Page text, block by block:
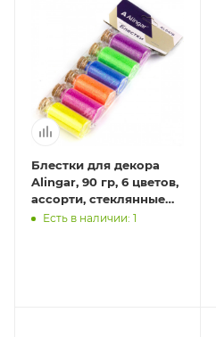
Блестки для декора
Alingar, 90 гр, 6 цветов,
ассорти, стеклянные
баночки
Есть в наличии: 1